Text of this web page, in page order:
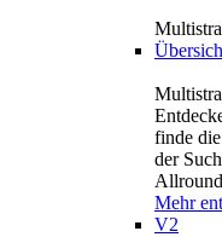
finde
der
Mehr
V2